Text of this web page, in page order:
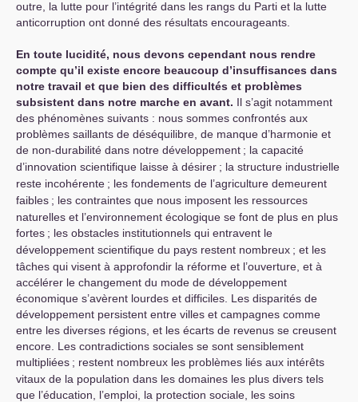
outre, la lutte pour l’intégrité dans les rangs du Parti et la lutte
anticorruption ont donné des résultats encourageants.
En toute lucidité, nous devons cependant nous rendre
compte qu’il existe encore beaucoup d’insuffisances dans
notre travail et que bien des difficultés et problèmes
subsistent dans notre marche en avant. Il s’agit notamment
des phénomènes suivants : nous sommes confrontés aux
problèmes saillants de déséquilibre, de manque d’harmonie et
de non-durabilité dans notre développement ; la capacité
d’innovation scientifique laisse à désirer ; la structure industrielle
reste incohérente ; les fondements de l’agriculture demeurent
faibles ; les contraintes que nous imposent les ressources
naturelles et l’environnement écologique se font de plus en plus
fortes ; les obstacles institutionnels qui entravent le
développement scientifique du pays restent nombreux ; et les
tâches qui visent à approfondir la réforme et l’ouverture, et à
accélérer le changement du mode de développement
économique s’avèrent lourdes et difficiles. Les disparités de
développement persistent entre villes et campagnes comme
entre les diverses régions, et les écarts de revenus se creusent
encore. Les contradictions sociales se sont sensiblement
multipliées ; restent nombreux les problèmes liés aux intérêts
vitaux de la population dans les domaines les plus divers tels
que l’éducation, l’emploi, la protection sociale, les soins